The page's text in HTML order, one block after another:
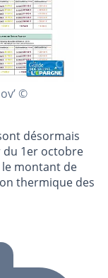
©
désormais
du 1er octobre
le montant de
thermique des